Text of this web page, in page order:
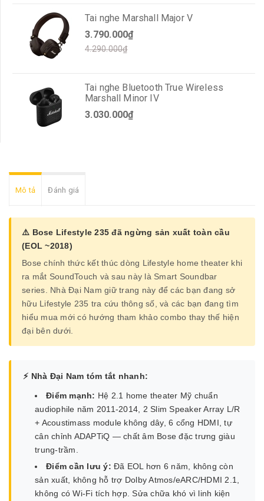
Tai nghe Marshall Major V
3.790.000₫
4.290.000₫
Tai nghe Bluetooth True Wireless
Marshall Minor IV
3.030.000₫
Mô tả Đánh giá
⚠️ Bose Lifestyle 235 đã ngừng sản xuất toàn cầu
(EOL ~2018)
Bose chính thức kết thúc dòng Lifestyle home theater khi
ra mắt SoundTouch và sau này là Smart Soundbar
series. Nhà Đại Nam giữ trang này để các bạn đang sở
hữu Lifestyle 235 tra cứu thông số, và các bạn đang tìm
hiểu mua mới có hướng tham khảo combo thay thế hiện
đại bên dưới.
⚡ Nhà Đại Nam tóm tắt nhanh:
Điểm mạnh: Hệ 2.1 home theater Mỹ chuẩn
audiophile năm 2011-2014, 2 Slim Speaker Array L/R
+ Acoustimass module không dây, 6 cổng HDMI, tự
cân chỉnh ADAPTiQ — chất âm Bose đặc trưng giàu
trung-trầm.
Điểm cần lưu ý: Đã EOL hơn 6 năm, không còn
sản xuất, không hỗ trợ Dolby Atmos/eARC/HDMI 2.1,
không có Wi-Fi tích hợp. Sửa chữa khó vì linh kiện